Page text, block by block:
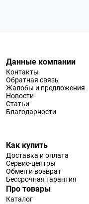
Данные компании
Контакты
Обратная связь
Жалобы и предложения
Новости
Статьи
Благодарности
Как купить
Доставка и оплата
Сервис-центры
Обмен и возврат
Бессрочная гарантия
Про товары
Каталог